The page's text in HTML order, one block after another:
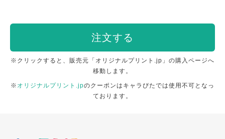
注文する
※クリックすると、販売元「オリジナルプリント.jp」の購入ページへ
移動します。
※ オリジナルプリント.jpのクーポンはキャラぴたでは使用不可となっ
ております。